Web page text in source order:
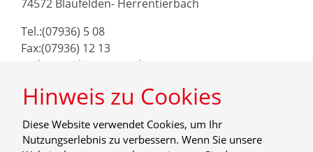
74572 Blaufelden- Herrentierbach
Tel.:(07936) 5 08
Fax:(07936) 12 13
maler@malermaurer.de
Hinweis zu Cookies
Diese Website verwendet Cookies, um Ihr
Nutzungserlebnis zu verbessern. Wenn Sie unsere